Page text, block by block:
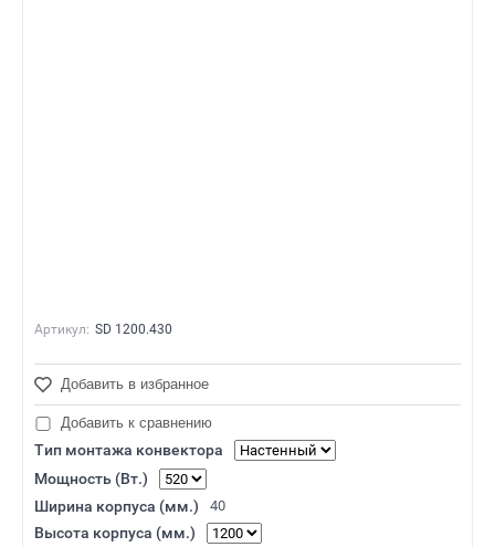
Артикул: SD 1200.430
Добавить в избранное
Добавить к сравнению
Тип монтажа конвектора
Мощность (Вт.)
Ширина корпуса (мм.)
40
Высота корпуса (мм.)